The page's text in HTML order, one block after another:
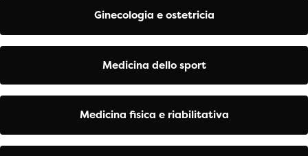
Ginecologia e ostetricia
Medicina dello sport
Medicina fisica e riabilitativa